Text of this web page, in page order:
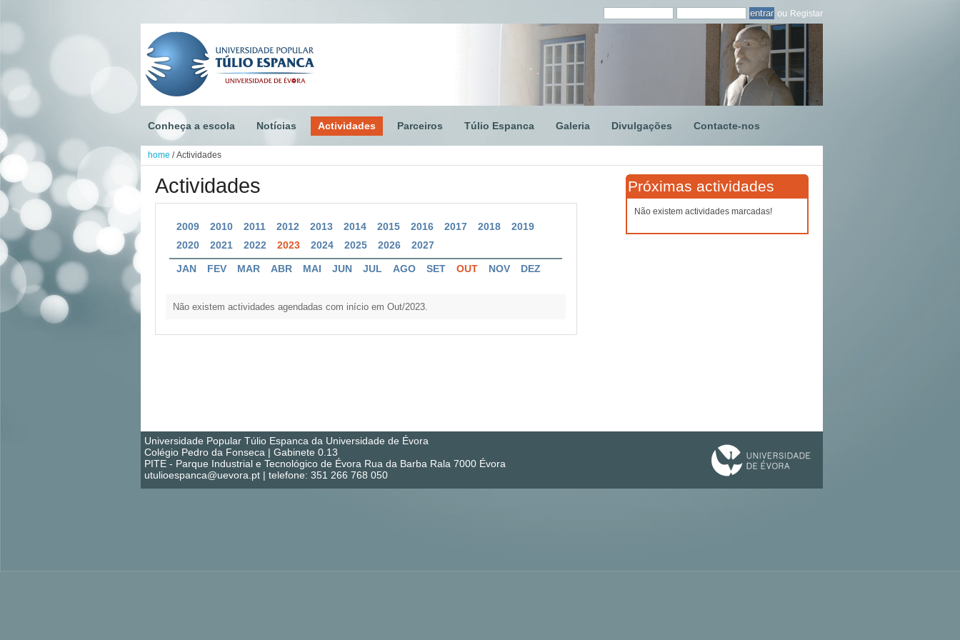
ou Registar
Conheça a escola Notícias Actividades Parceiros Túlio Espanca Galeria Divulgações Contacte-nos
home / Actividades
Actividades
2009 2010 2011 2012 2013 2014 2015 2016 2017 2018
2019
2020
2021 2022 2023 2024 2025 2026 2027
JAN FEV MAR ABR MAI JUN JUL AGO SET OUT NOV DEZ
Não existem actividades agendadas com início em Out/2023.
Próximas actividades
Não existem actividades marcadas!
Universidade Popular Túlio Espanca da Universidade de Évora
Colégio Pedro da Fonseca | Gabinete 0.13
PITE - Parque Industrial e Tecnológico de Évora Rua da Barba Rala 7000 Évora
utulioespanca@uevora.pt | telefone: 351 266 768 050